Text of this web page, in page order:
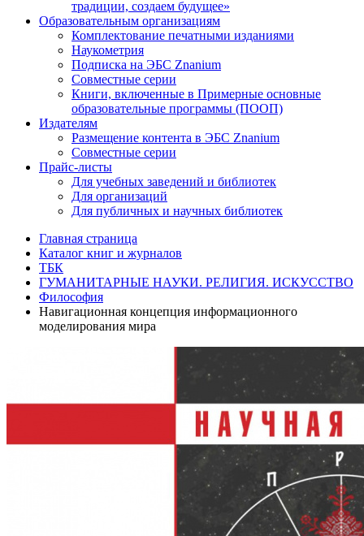
традиции, создаем будущее»
Образовательным организациям
Комплектование печатными изданиями
Наукометрия
Подписка на ЭБС Znanium
Совместные серии
Книги, включенные в Примерные основные
образовательные программы (ПООП)
Издателям
Размещение контента в ЭБС Znanium
Совместные серии
Прайс-листы
Для учебных заведений и библиотек
Для организаций
Для публичных и научных библиотек
Главная страница
Каталог книг и журналов
ТБК
ГУМАНИТАРНЫЕ НАУКИ. РЕЛИГИЯ. ИСКУССТВО
Философия
Навигационная концепция информационного
моделирования мира